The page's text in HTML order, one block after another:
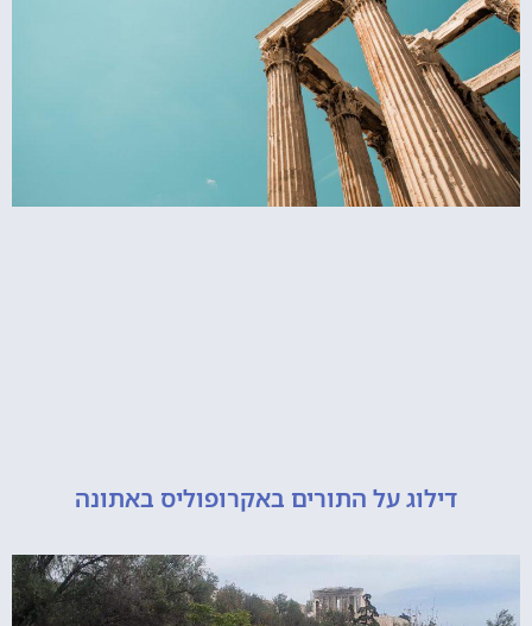
דילוג על התורים באקרופוליס באתונה